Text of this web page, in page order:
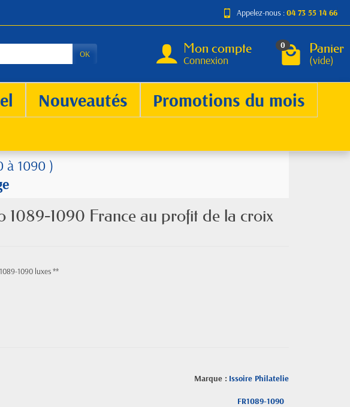
Appelez-nous :04 73 55 14 66
OK Mon compte
Connexion
0 Panier
(vide)
Nouveautés
Promotions du mois
à 1090 )
1089-1090 France au profit de la croix
1090 luxes **
Marque : Issoire Philatelie
FR1089-1090